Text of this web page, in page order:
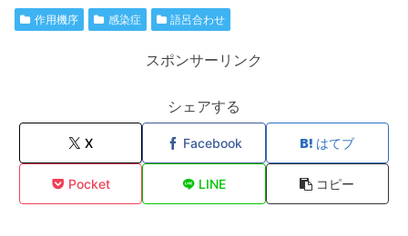
作用機序 感染症 語呂合わせ
スポンサーリンク
シェアする
X Facebook はてブ
Pocket LINE コピー